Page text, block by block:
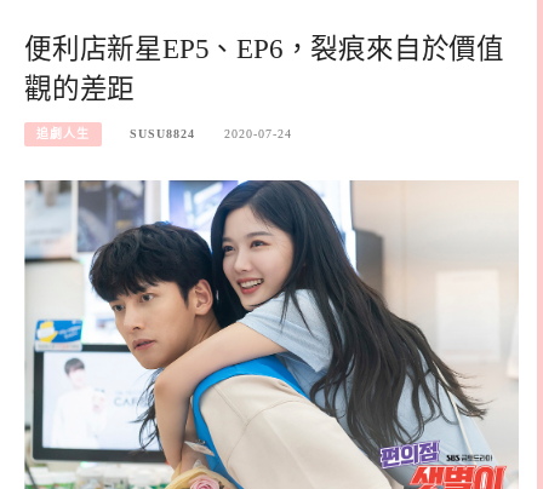
便利店新星EP5、EP6，裂痕來自於價值
觀的差距
追劇人生 SUSU8824 2020-07-24